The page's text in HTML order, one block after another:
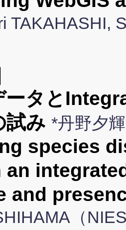
TAKAHASHI,
ータと
試み *丹野夕
species
and
（